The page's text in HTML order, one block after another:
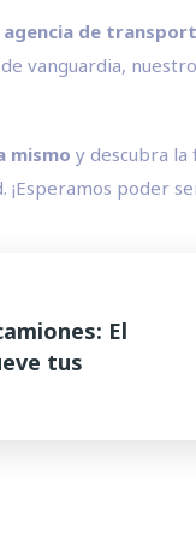
agencia de
vanguardia,
mismo y descubra la
¡Esperamos poder
El
tus